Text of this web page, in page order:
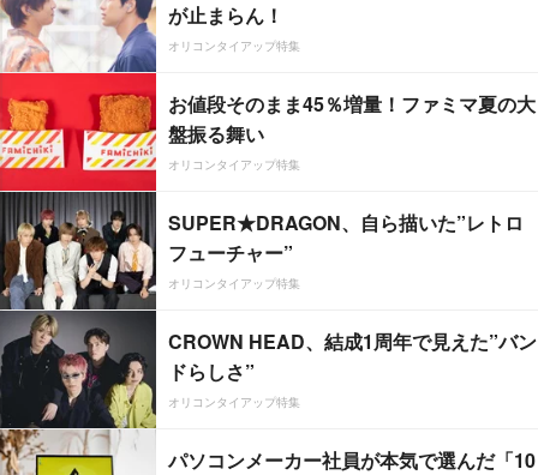
が止まらん！
オリコンタイアップ特集
お値段そのまま45％増量！ファミマ夏の大
盤振る舞い
オリコンタイアップ特集
SUPER★DRAGON、自ら描いた”レトロ
フューチャー”
オリコンタイアップ特集
CROWN HEAD、結成1周年で見えた”バン
ドらしさ”
オリコンタイアップ特集
パソコンメーカー社員が本気で選んだ「10